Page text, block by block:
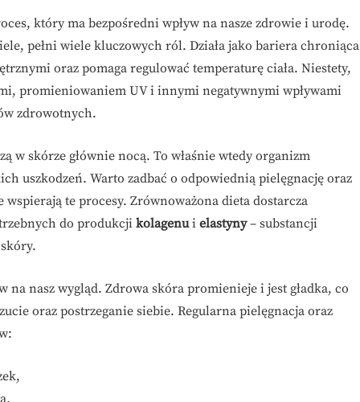
który ma bezpośredni wpływ na nasze zdrowie i urodę.
pełni wiele kluczowych ról. Działa jako bariera chroniąca
oraz pomaga regulować temperaturę ciała. Niestety,
promieniowaniem UV i innymi negatywnymi wpływami
zdrowotnych.
w skórze głównie nocą. To właśnie wtedy organizm
uszkodzeń. Warto zadbać o odpowiednią pielęgnację oraz
wspierają te procesy. Zrównoważona dieta dostarcza
do produkcji kolagenui elastyny– substancji
na nasz wygląd. Zdrowa skóra promienieje i jest gładka, co
oraz postrzeganie siebie. Regularna pielęgnacja oraz